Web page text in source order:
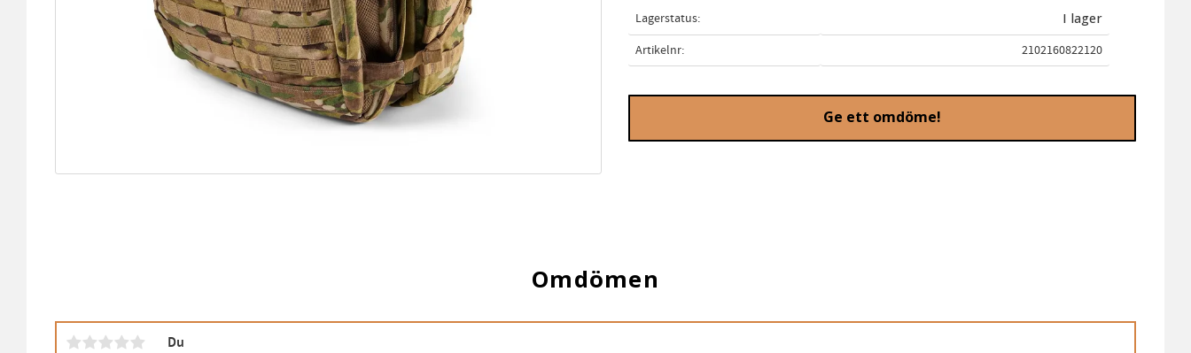
Lagerstatus
I lager
Artikelnr
2102160822120
Ge ett omdöme!
Omdömen
Du